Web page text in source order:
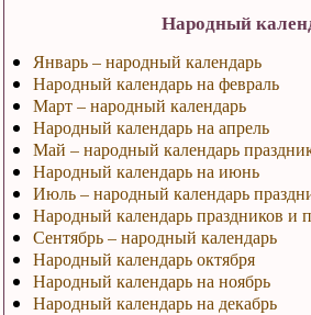
Народный
Январь – народный календарь
Народный календарь на февраль
Март – народный календарь
Народный календарь на апрель
Май – народный календарь
Народный календарь на июнь
Июль – народный календарь
Народный календарь праздников и
Сентябрь – народный календарь
Народный календарь октября
Народный календарь на ноябрь
Народный календарь на декабрь